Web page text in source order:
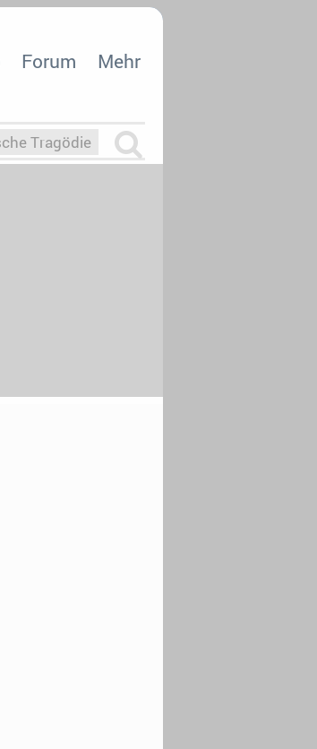
Forum Mehr
Tragödie